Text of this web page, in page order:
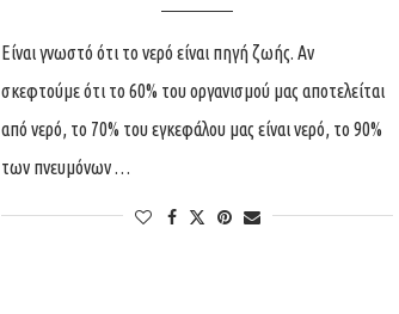
Είναι γνωστό ότι το νερό είναι πηγή ζωής. Αν
σκεφτούμε ότι το 60% του οργανισμού μας αποτελείται
από νερό, το 70% του εγκεφάλου μας είναι νερό, το 90%
των πνευμόνων …